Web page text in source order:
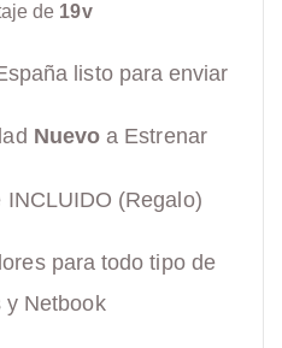
de 19v
listo para enviar
Nuevo a Estrenar
(Regalo)
para todo tipo de
y Netbook